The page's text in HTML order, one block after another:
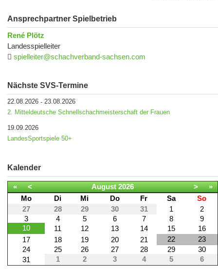
Ansprechpartner Spielbetrieb
René Plötz
Landesspielleiter
spielleiter@schachverband-sachsen.com
Nächste SVS-Termine
22.08.2026 - 23.08.2026
2. Mitteldeutsche Schnellschachmeisterschaft der Frauen
19.09.2026
LandesSportspiele 50+
Kalender
« < August 2026 >
»
Mo
Di Mi Do Fr Sa
So
27
28 29 30 31 1
2
3
4 5 6 7 8
9
10
11 12 13 14 15
16
17
18 19 20 21 22
23
24
25 26 27 28 29
30
31
1 2 3 4 5 6